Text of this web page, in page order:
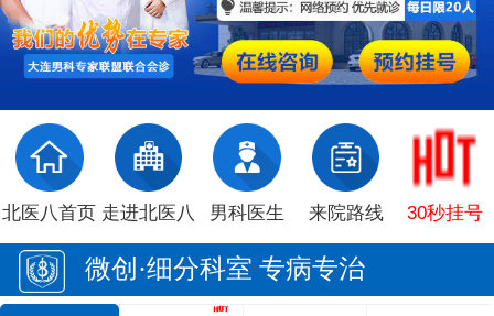
北医八首页 走进北医八 男科医生 来院路线 30秒挂号
微创·细分科室 专病专治